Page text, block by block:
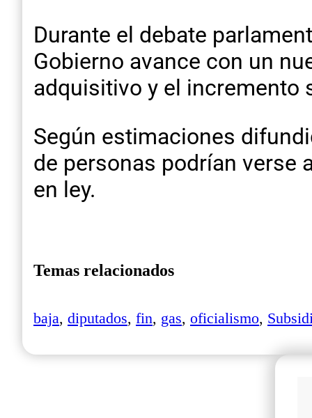
Durante el debate
Gobierno avance con un
adquisitivo y el incremento
Según estimaciones
de personas podrían verse
en ley.
Temas relacionados
baja, diputados, fin, gas, oficialismo,